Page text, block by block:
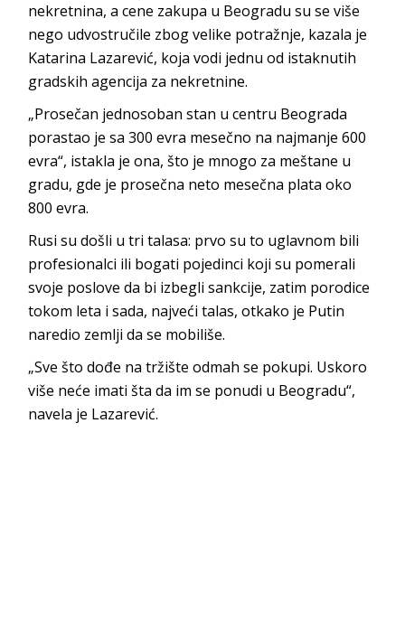
nekretnina, a cene zakupa u Beogradu su se više
nego udvostručile zbog velike potražnje, kazala je
Katarina Lazarević, koja vodi jednu od istaknutih
gradskih agencija za nekretnine.
„Prosečan jednosoban stan u centru Beograda
porastao je sa 300 evra mesečno na najmanje 600
evra“, istakla je ona, što je mnogo za meštane u
gradu, gde je prosečna neto mesečna plata oko
800 evra.
Rusi su došli u tri talasa: prvo su to uglavnom bili
profesionalci ili bogati pojedinci koji su pomerali
svoje poslove da bi izbegli sankcije, zatim porodice
tokom leta i sada, najveći talas, otkako je Putin
naredio zemlji da se mobiliše.
„Sve što dođe na tržište odmah se pokupi. Uskoro
više neće imati šta da im se ponudi u Beogradu“,
navela je Lazarević.